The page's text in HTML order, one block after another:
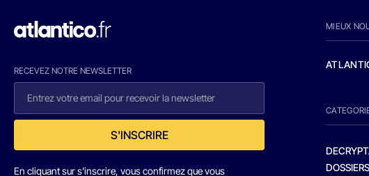
RECEVEZ NOTRE NEWSLETTER
S'INSCRIRE
En cliquant sur s'inscrire, vous confirmez que vous
MIEUX
DOSSIERS